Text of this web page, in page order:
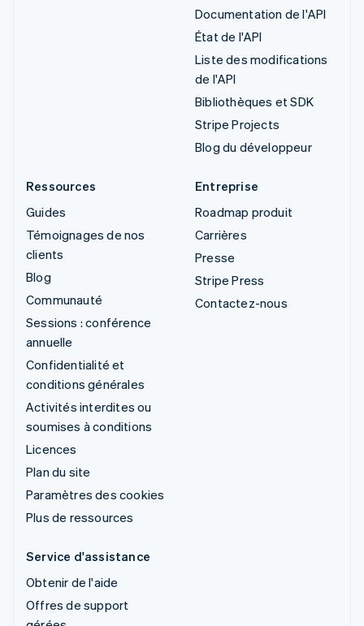
Documentation de l'API
État de l'API
Liste des modifications
de l'API
Bibliothèques et SDK
Stripe Projects
Blog du développeur
Ressources
Guides
Témoignages de nos
clients
Blog
Communauté
Sessions : conférence
annuelle
Confidentialité et
conditions générales
Activités interdites ou
soumises à conditions
Licences
Plan du site
Paramètres des cookies
Plus de ressources
Entreprise
Roadmap produit
Carrières
Presse
Stripe Press
Contactez-nous
Service d'assistance
Obtenir de l'aide
Offres de support